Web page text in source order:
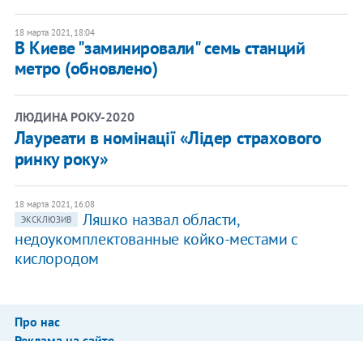
18 марта 2021, 18:04
В Киеве "заминировали" семь станций
метро (обновлено)
ЛЮДИНА РОКУ-2020
Лауреати в номінації «Лідер страхового
ринку року»
18 марта 2021, 16:08
ЭКСКЛЮЗИВ
Ляшко назвал области,
недоукомплектованные койко-местами с
кислородом
Про нас